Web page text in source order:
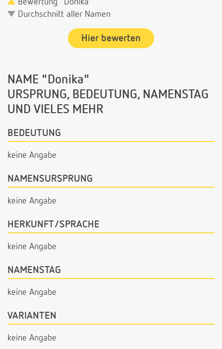
Bewertung "Donika"
Durchschnitt aller Namen
Hier bewerten
NAME "Donika"
URSPRUNG, BEDEUTUNG, NAMENSTAG
UND VIELES MEHR
BEDEUTUNG
keine Angabe
NAMENSURSPRUNG
keine Angabe
HERKUNFT/SPRACHE
keine Angabe
NAMENSTAG
keine Angabe
VARIANTEN
keine Angabe